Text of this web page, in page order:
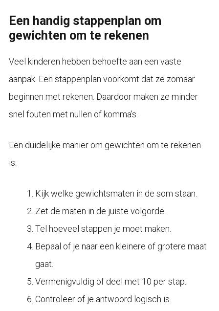
Een handig stappenplan om
gewichten om te rekenen
Veel kinderen hebben behoefte aan een vaste
aanpak. Een stappenplan voorkomt dat ze zomaar
beginnen met rekenen. Daardoor maken ze minder
snel fouten met nullen of komma’s.
Een duidelijke manier om gewichten om te rekenen
is:
Kijk welke gewichtsmaten in de som staan.
Zet de maten in de juiste volgorde.
Tel hoeveel stappen je moet maken.
Bepaal of je naar een kleinere of grotere maat
gaat.
Vermenigvuldig of deel met 10 per stap.
Controleer of je antwoord logisch is.